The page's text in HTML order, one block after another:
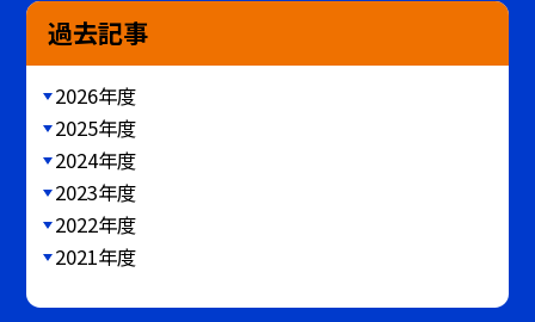
過去記事
2026年度
2025年度
2024年度
2023年度
2022年度
2021年度